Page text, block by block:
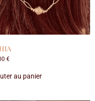
€
au panier